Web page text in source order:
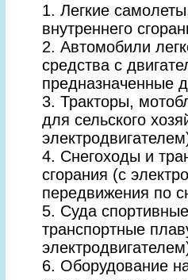
1. Легкие
внутреннего
2. Автомобили
средства с
предназначенные
3. Тракторы,
для сельского
4. Снегоходы и
сгорания (с
передвижения по
5. Суда
транспортные
6. Оборудование